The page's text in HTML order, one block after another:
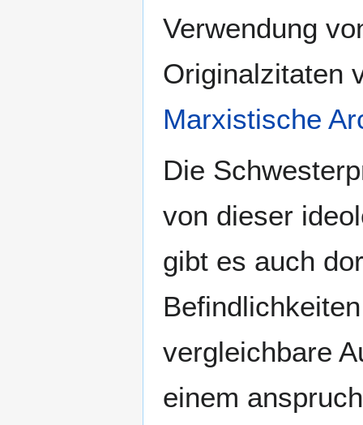
Verwendung
Originalzitaten
Marxistische
Die
von dieser
gibt es auch
vergleichbare
einem